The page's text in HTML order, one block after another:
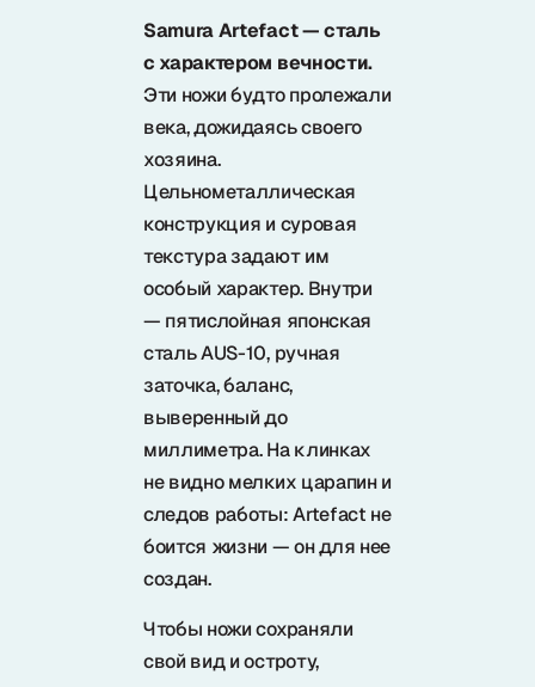
Samura Artefact — сталь
с характером вечности.
Эти ножи будто пролежали
века, дожидаясь своего
хозяина.
Цельнометаллическая
конструкция и суровая
текстура задают им
особый характер. Внутри
— пятислойная японская
сталь AUS-10, ручная
заточка, баланс,
выверенный до
миллиметра. На клинках
не видно мелких царапин и
следов работы: Artefact не
боится жизни — он для нее
создан.
Чтобы ножи сохраняли
свой вид и остроту,